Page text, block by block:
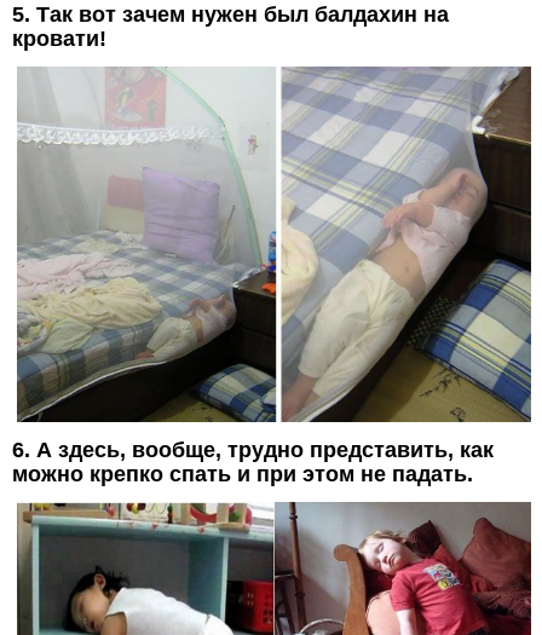
5. Так вот зачем нужен был балдахин на
кровати!
6. А здесь, вообще, трудно представить, как
можно крепко спать и при этом не падать.